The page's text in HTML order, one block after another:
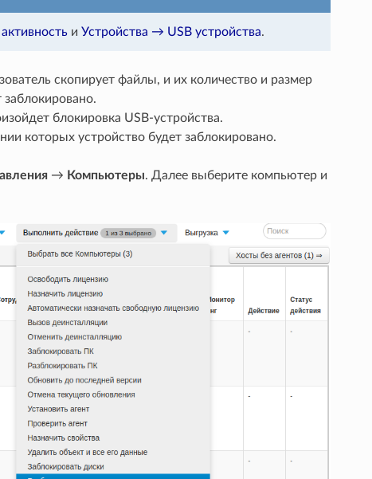
и Устройства → USB устройства.
скопирует файлы, и их количество и размер
заблокировано.
блокировка USB-устройства.
которых устройство будет заблокировано.
→ Компьютеры. Далее выберите компьютер и